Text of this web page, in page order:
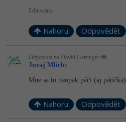
Editováno
Nahoru Odpovědět
Odpovídá na David Hartinger
Juraj Mlich:
Mne sa to naopak páči (aj pätička)
Nahoru Odpovědět